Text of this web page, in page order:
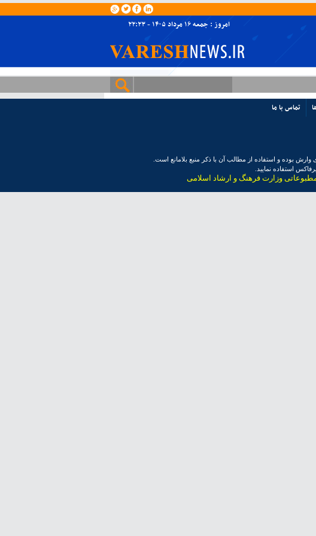
امروز : جمعه ۱۶ مرداد ۱۴۰۵ - ۲۲:۲۳
تماس با ما
بوده و استفاده از مطالب آن با ذکر منبع بلامانع است.
استفاده نمایید.
وزارت فرهنگ و ارشاد اسلامی